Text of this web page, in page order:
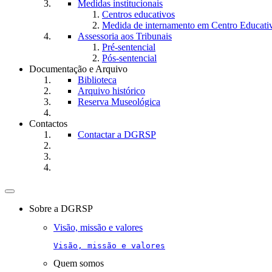
Medidas institucionais
Centros educativos
Medida de internamento em Centro
Assessoria aos Tribunais
Pré-sentencial
Pós-sentencial
Documentação e Arquivo
Biblioteca
Arquivo histórico
Reserva Museológica
Contactos
Contactar a DGRSP
Toggle
navigationSobre a DGRSP
Visão, missão e valores
Visão, missão e valores
Quem somos